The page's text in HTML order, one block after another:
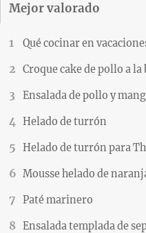
Mejor valorado
Qué cocinar en
Croque cake de pollo a la
Ensalada de pollo y
Helado de turrón
Helado de turrón para
Mousse helado de
Paté marinero
Ensalada templada de